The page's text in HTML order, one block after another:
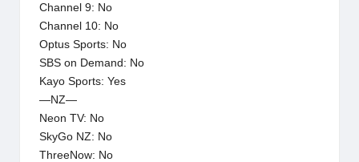
Channel 9: No
Channel 10: No
Optus Sports: No
SBS on Demand: No
Kayo Sports: Yes
—NZ—
Neon TV: No
SkyGo NZ: No
ThreeNow: No